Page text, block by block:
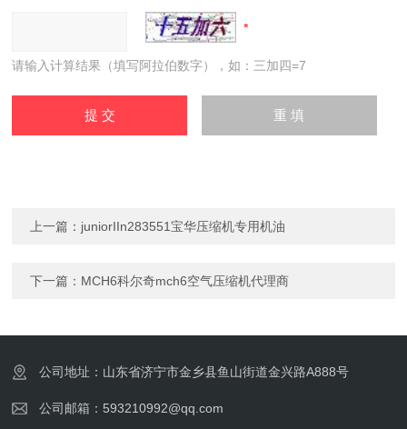
请输入计算结果（填写阿拉伯数字），如：三加四=7
上一篇： juniorIIn283551宝华压缩机专用机油
下一篇： MCH6科尔奇mch6空气压缩机代理商
公司地址：山东省济宁市金乡县鱼山街道金兴路A888号
公司邮箱：593210992@qq.com